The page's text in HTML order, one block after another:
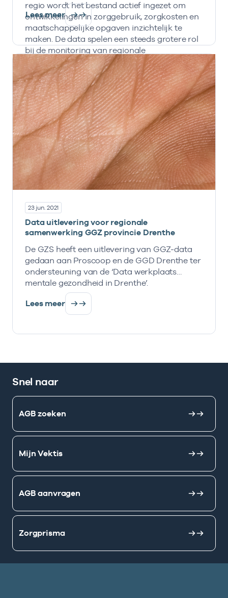
regio wordt het bestand actief ingezet om
ontwikkelingen in zorggebruik, zorgkosten en
maatschappelijke opgaven inzichtelijk te
maken. De data spelen een steeds grotere rol
bij de monitoring van regionale
transformatieopgaven en de inzet van IZA- en
AZWA-middelen.
Lees meer
23 jun. 2021
Data uitlevering voor regionale
samenwerking GGZ provincie Drenthe
De GZS heeft een uitlevering van GGZ-data
gedaan aan Proscoop en de GGD Drenthe ter
ondersteuning van de ‘Data werkplaats
mentale gezondheid in Drenthe’.
Lees meer
Snel naar
AGB zoeken
Mijn Vektis
AGB aanvragen
Zorgprisma